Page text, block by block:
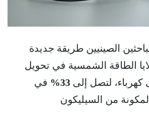
الصينيين طريقة جديدة
الطاقة الشمسية في تحويل
لتصل إلى 33%
في
المكونة من السيليكون